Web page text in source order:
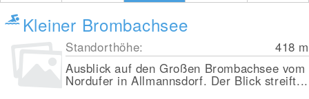
Kleiner Brombachsee
Standorthöhe: 418 m
Ausblick auf den Großen Brombachsee vom
Nordufer in Allmannsdorf. Der Blick streift...